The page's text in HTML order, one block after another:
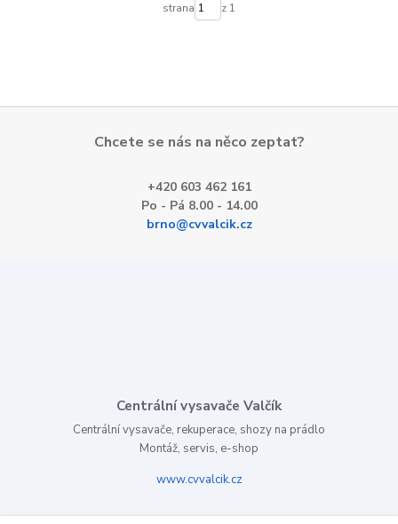
strana z 1
Chcete se nás na něco zeptat?
+420 603 462 161
Po - Pá 8.00 - 14.00
brno@cvvalcik.cz
Centrální vysavače Valčík
Centrální vysavače, rekuperace, shozy na prádlo
Montáž, servis, e-shop
www.cvvalcik.cz